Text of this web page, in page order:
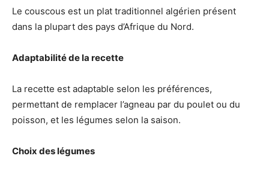
Le couscous est un plat traditionnel algérien présent
dans la plupart des pays d’Afrique du Nord.
Adaptabilité de la recette
La recette est adaptable selon les préférences,
permettant de remplacer l’agneau par du poulet ou du
poisson, et les légumes selon la saison.
Choix des légumes